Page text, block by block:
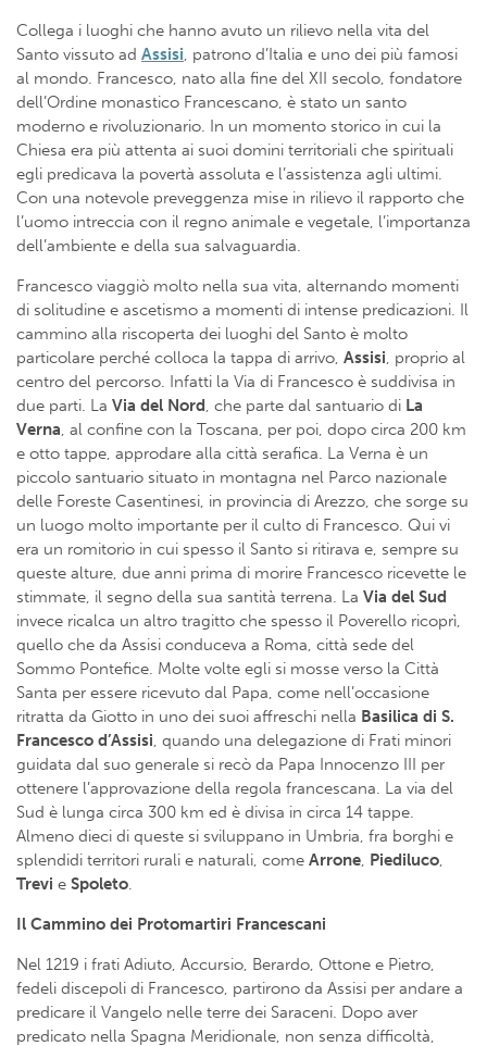
Collega i luoghi che hanno avuto un rilievo nella vita del
Santo vissuto ad Assisi, patrono d’Italia e uno dei più famosi
al mondo. Francesco, nato alla fine del XII secolo, fondatore
dell’Ordine monastico Francescano, è stato un santo
moderno e rivoluzionario. In un momento storico in cui la
Chiesa era più attenta ai suoi domini territoriali che spirituali
egli predicava la povertà assoluta e l’assistenza agli ultimi.
Con una notevole preveggenza mise in rilievo il rapporto che
l’uomo intreccia con il regno animale e vegetale, l’importanza
dell’ambiente e della sua salvaguardia.
Francesco viaggiò molto nella sua vita, alternando momenti
di solitudine e ascetismo a momenti di intense predicazioni. Il
cammino alla riscoperta dei luoghi del Santo è molto
particolare perché colloca la tappa di arrivo, Assisi, proprio al
centro del percorso. Infatti la Via di Francesco è suddivisa in
due parti. La Via del Nord, che parte dal santuario di La
Verna, al confine con la Toscana, per poi, dopo circa 200 km
e otto tappe, approdare alla città serafica. La Verna è un
piccolo santuario situato in montagna nel Parco nazionale
delle Foreste Casentinesi, in provincia di Arezzo, che sorge su
un luogo molto importante per il culto di Francesco. Qui vi
era un romitorio in cui spesso il Santo si ritirava e, sempre su
queste alture, due anni prima di morire Francesco ricevette le
stimmate, il segno della sua santità terrena. La Via del Sud
invece ricalca un altro tragitto che spesso il Poverello ricoprì,
quello che da Assisi conduceva a Roma, città sede del
Sommo Pontefice. Molte volte egli si mosse verso la Città
Santa per essere ricevuto dal Papa, come nell’occasione
ritratta da Giotto in uno dei suoi affreschi nella Basilica di S.
Francesco d’Assisi, quando una delegazione di Frati minori
guidata dal suo generale si recò da Papa Innocenzo III per
ottenere l’approvazione della regola francescana. La via del
Sud è lunga circa 300 km ed è divisa in circa 14 tappe.
Almeno dieci di queste si sviluppano in Umbria, fra borghi e
splendidi territori rurali e naturali, come Arrone, Piediluco,
Trevi e Spoleto.
Il Cammino dei Protomartiri Francescani
Nel 1219 i frati Adiuto, Accursio, Berardo, Ottone e Pietro,
fedeli discepoli di Francesco, partirono da Assisi per andare a
predicare il Vangelo nelle terre dei Saraceni. Dopo aver
predicato nella Spagna Meridionale, non senza difficoltà,